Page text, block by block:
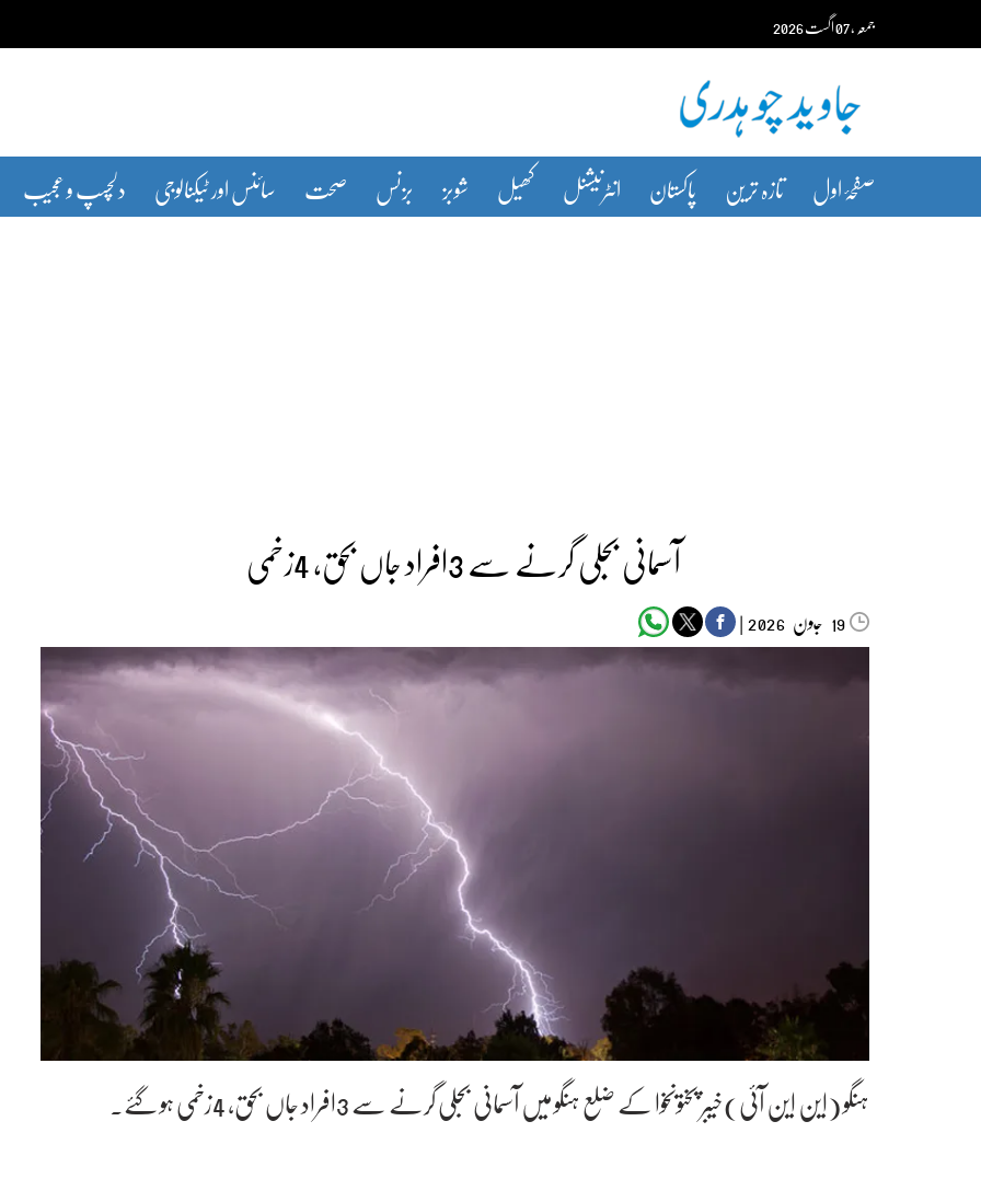
content جمعہ‬‮،07اگست‬‮2026
صفحۂ اول تازہ ترین پاکستان انٹرنیشنل کھیل شوبز بزنس صحت سائنس اور ٹیکنالوجی دلچسپ و عجیب
آسمانی بجلی گرنے سے 3افراد جاں بحق، 4زخمی
19 جون‬‮ |
ہنگو (این این آئی)خیبر پختونخوا کے ضلع ہنگو میں آسمانی بجلی گرنے سے 3افراد جاں بحق، 4زخمی ہو گئے۔